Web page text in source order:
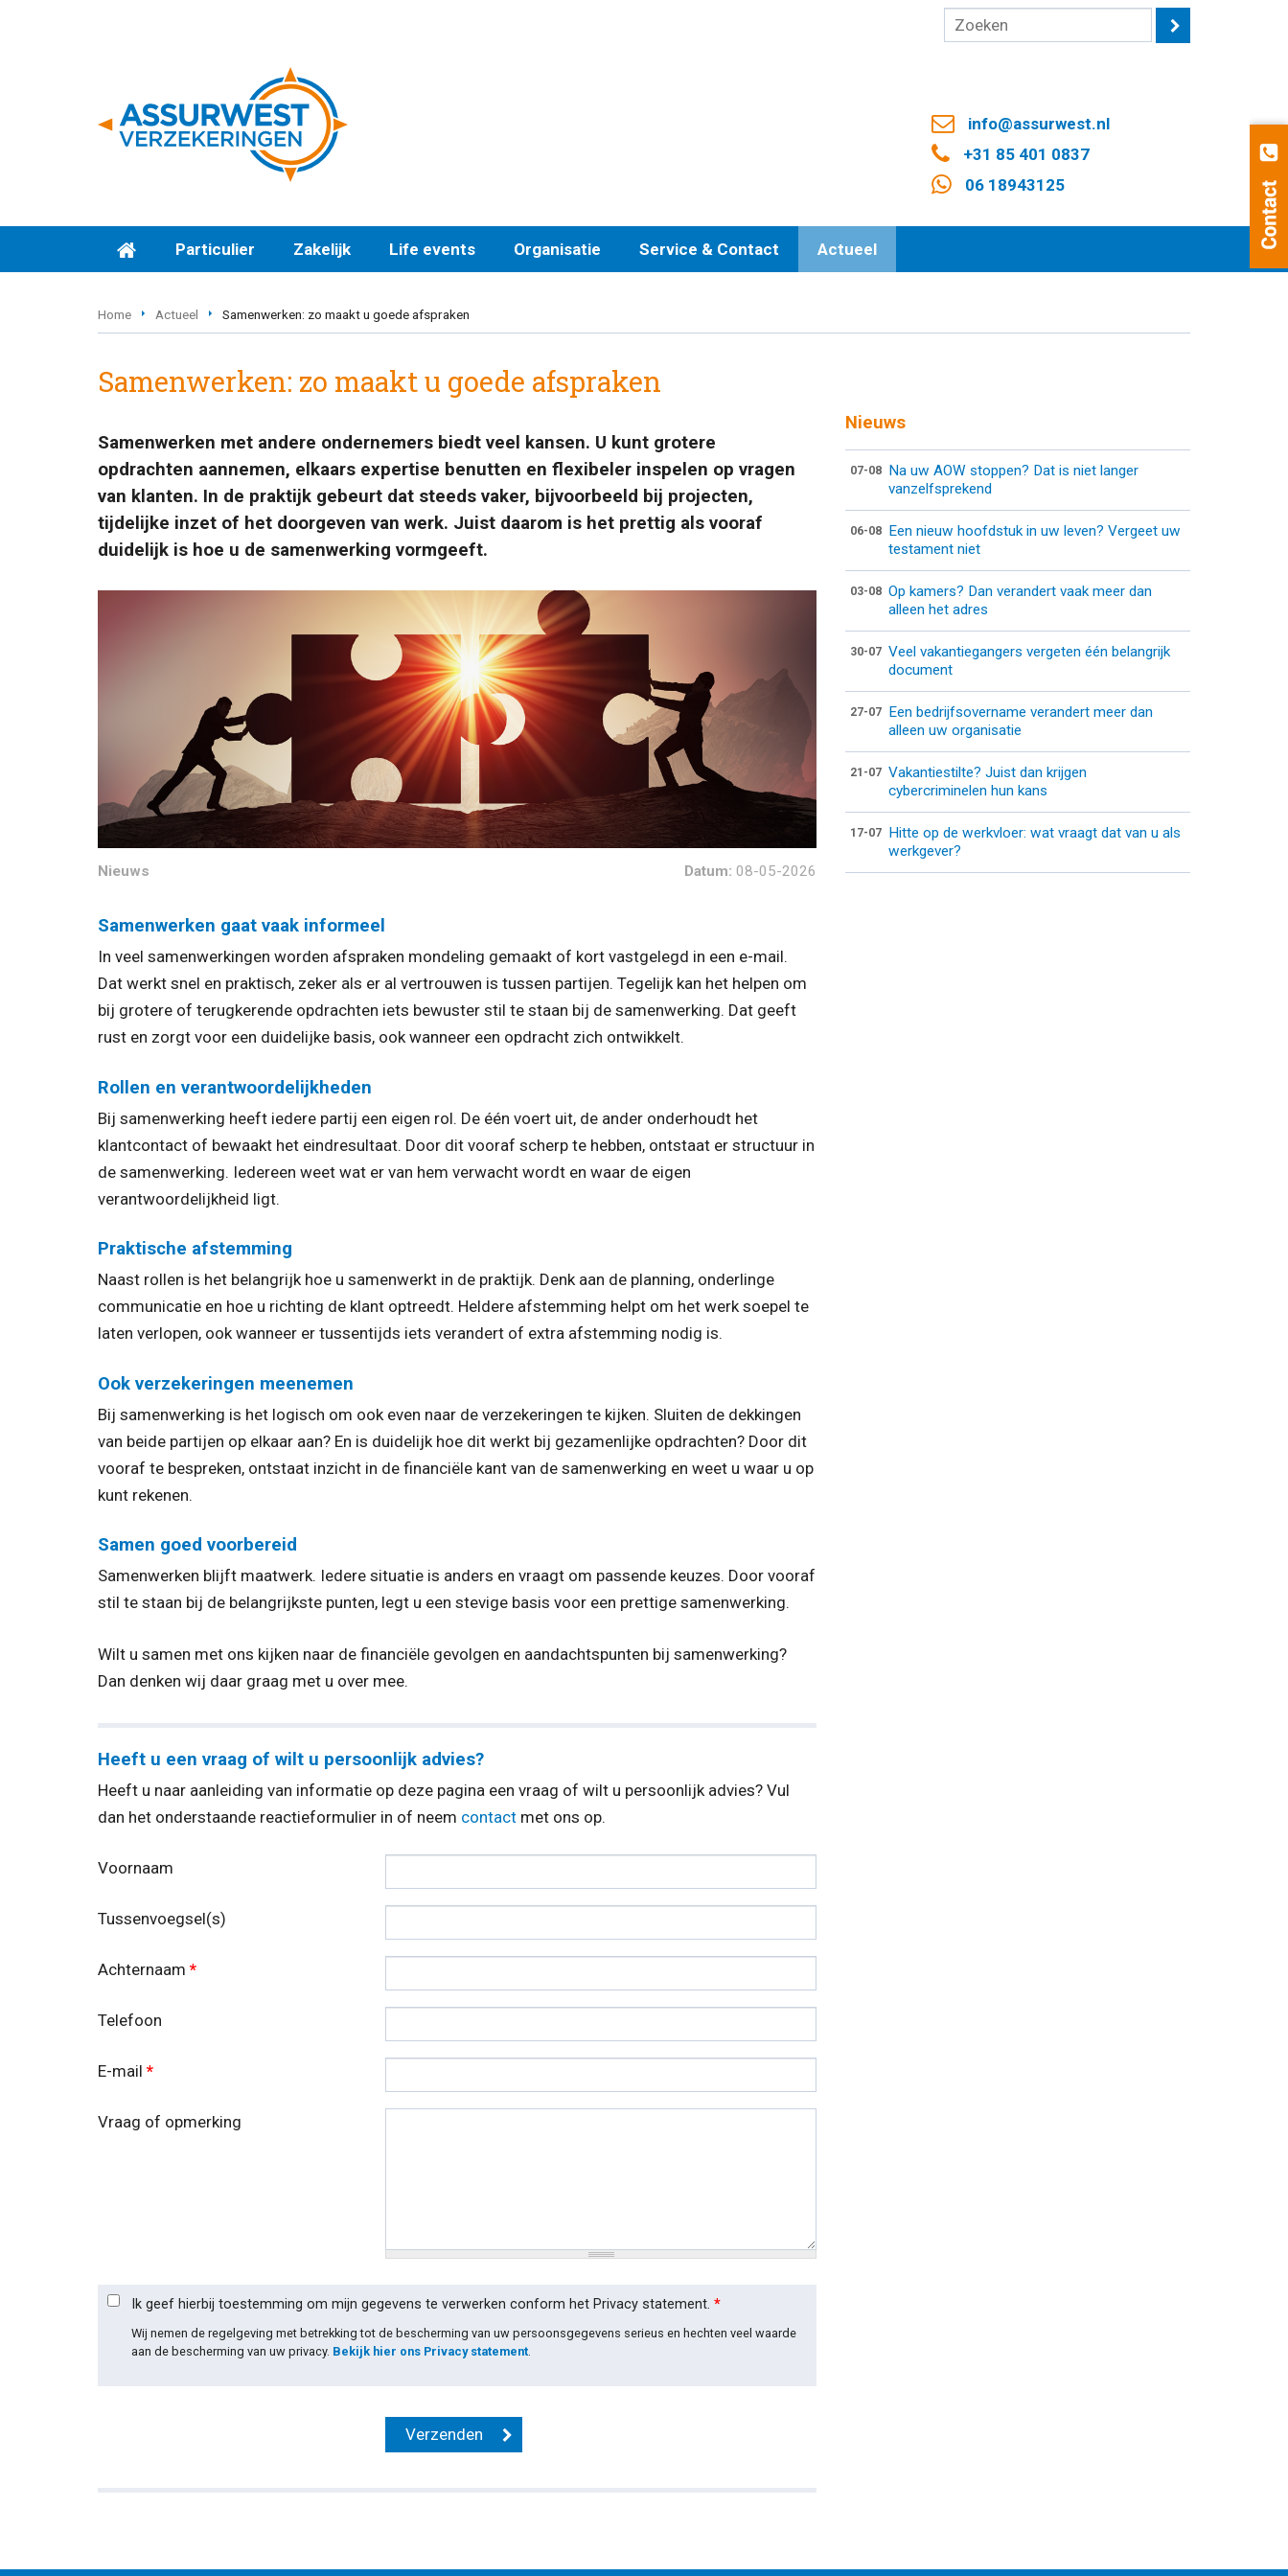
info@assurwest.nl
+31 85 401 0837
06 18943125
Particulier Zakelijk Life events Organisatie Service & Contact Actueel
Home Actueel Samenwerken: zo maakt u goede afspraken
Samenwerken: zo maakt u goede afspraken
Samenwerken met andere ondernemers biedt veel kansen. U kunt grotere
opdrachten aannemen, elkaars expertise benutten en flexibeler inspelen op vragen
van klanten. In de praktijk gebeurt dat steeds vaker, bijvoorbeeld bij projecten,
tijdelijke inzet of het doorgeven van werk. Juist daarom is het prettig als vooraf
duidelijk is hoe u de samenwerking vormgeeft.
Nieuws Datum: 08-05-2026
Samenwerken gaat vaak informeel
In veel samenwerkingen worden afspraken mondeling gemaakt of kort vastgelegd in een e-mail.
Dat werkt snel en praktisch, zeker als er al vertrouwen is tussen partijen. Tegelijk kan het helpen om
bij grotere of terugkerende opdrachten iets bewuster stil te staan bij de samenwerking. Dat geeft
rust en zorgt voor een duidelijke basis, ook wanneer een opdracht zich ontwikkelt.
Rollen en verantwoordelijkheden
Bij samenwerking heeft iedere partij een eigen rol. De één voert uit, de ander onderhoudt het
klantcontact of bewaakt het eindresultaat. Door dit vooraf scherp te hebben, ontstaat er structuur in
de samenwerking. Iedereen weet wat er van hem verwacht wordt en waar de eigen
verantwoordelijkheid ligt.
Praktische afstemming
Naast rollen is het belangrijk hoe u samenwerkt in de praktijk. Denk aan de planning, onderlinge
communicatie en hoe u richting de klant optreedt. Heldere afstemming helpt om het werk soepel te
laten verlopen, ook wanneer er tussentijds iets verandert of extra afstemming nodig is.
Ook verzekeringen meenemen
Bij samenwerking is het logisch om ook even naar de verzekeringen te kijken. Sluiten de dekkingen
van beide partijen op elkaar aan? En is duidelijk hoe dit werkt bij gezamenlijke opdrachten? Door dit
vooraf te bespreken, ontstaat inzicht in de financiële kant van de samenwerking en weet u waar u op
kunt rekenen.
Samen goed voorbereid
Samenwerken blijft maatwerk. Iedere situatie is anders en vraagt om passende keuzes. Door vooraf
stil te staan bij de belangrijkste punten, legt u een stevige basis voor een prettige samenwerking.
Wilt u samen met ons kijken naar de financiële gevolgen en aandachtspunten bij samenwerking?
Dan denken wij daar graag met u over mee.
Heeft u een vraag of wilt u persoonlijk advies?
Heeft u naar aanleiding van informatie op deze pagina een vraag of wilt u persoonlijk advies? Vul
dan het onderstaande reactieformulier in of neem contact met ons op.
Voornaam
Tussenvoegsel(s)
Achternaam *
Telefoon
E-mail *
Vraag of opmerking
Ik geef hierbij toestemming om mijn gegevens te verwerken conform het Privacy statement. *
Wij nemen de regelgeving met betrekking tot de bescherming van uw persoonsgegevens serieus en hechten veel waarde
aan de bescherming van uw privacy. Bekijk hier ons Privacy statement.
Nieuws
07-08 Na uw AOW stoppen? Dat is niet langer
vanzelfsprekend
06-08 Een nieuw hoofdstuk in uw leven? Vergeet uw
testament niet
03-08 Op kamers? Dan verandert vaak meer dan
alleen het adres
30-07 Veel vakantiegangers vergeten één belangrijk
document
27-07 Een bedrijfsovername verandert meer dan
alleen uw organisatie
21-07 Vakantiestilte? Juist dan krijgen
cybercriminelen hun kans
17-07 Hitte op de werkvloer: wat vraagt dat van u als
werkgever?